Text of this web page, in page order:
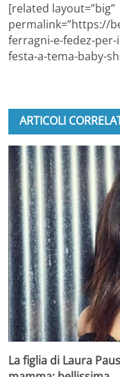
[related layout=”big”
permalink=”https://
ferragni-e-fedez-
festa-a-tema-baby-
ARTICOLI
La figlia di Laura